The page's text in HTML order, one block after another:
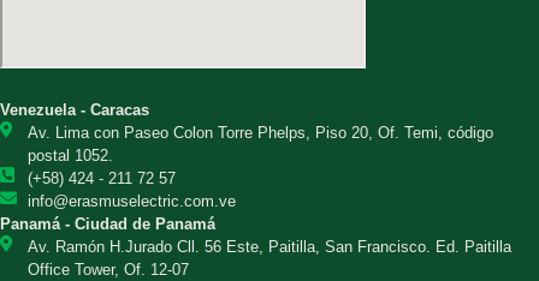
Venezuela - Caracas
Av. Lima con Paseo Colon Torre Phelps, Piso 20, Of. Temi, código
postal 1052.
(+58) 424 - 211 72 57
info@erasmuselectric.com.ve
Panamá - Ciudad de Panamá
Av. Ramón H.Jurado Cll. 56 Este, Paitilla, San Francisco. Ed. Paitilla
Office Tower, Of. 12-07